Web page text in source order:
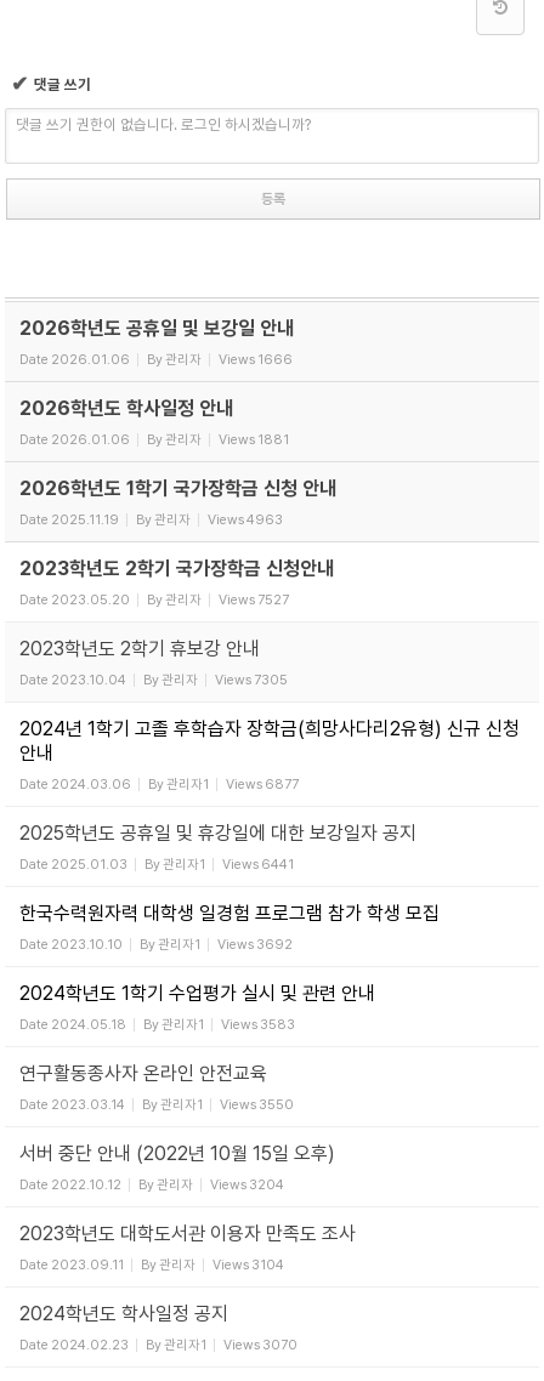
✔ 댓글 쓰기
댓글 쓰기 권한이 없습니다. 로그인 하시겠습니까?
2026학년도 공휴일 및 보강일 안내
Date 2026.01.06 By관리자 Views 1666
2026학년도 학사일정 안내
Date 2026.01.06 By관리자 Views 1881
2026학년도 1학기 국가장학금 신청 안내
Date 2025.11.19 By관리자 Views4963
2023학년도 2학기 국가장학금 신청안내
Date 2023.05.20 By관리자 Views 7527
2023학년도 2학기 휴보강 안내
Date 2023.10.04 By관리자 Views 7305
2024년 1학기 고졸 후학습자 장학금(희망사다리2유형) 신규 신청
안내
Date 2024.03.06 By관리자1 Views 6877
2025학년도 공휴일 및 휴강일에 대한 보강일자 공지
Date 2025.01.03 By관리자1 Views 6441
한국수력원자력 대학생 일경험 프로그램 참가 학생 모집
Date 2023.10.10 By관리자1 Views 3692
2024학년도 1학기 수업평가 실시 및 관련 안내
Date 2024.05.18 By관리자1 Views 3583
연구활동종사자 온라인 안전교육
Date 2023.03.14 By관리자1 Views 3550
서버 중단 안내 (2022년 10월 15일 오후)
Date 2022.10.12 By관리자 Views 3204
2023학년도 대학도서관 이용자 만족도 조사
Date 2023.09.11 By관리자 Views 3104
2024학년도 학사일정 공지
Date 2024.02.23 By관리자1 Views 3070